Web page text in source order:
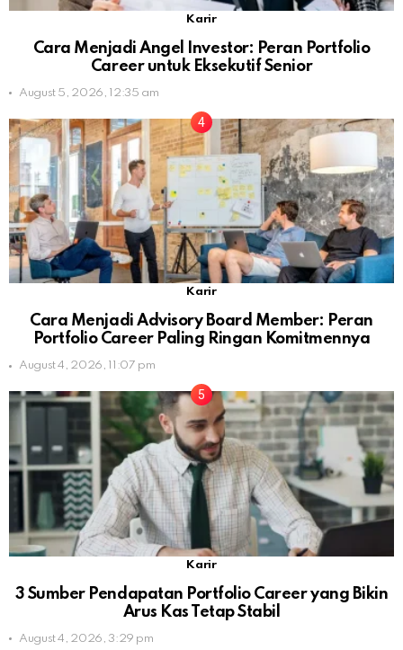
Karir
Cara Menjadi Angel Investor: Peran Portfolio
Career untuk Eksekutif Senior
August 5, 2026, 12:35 am
Karir
Cara Menjadi Advisory Board Member: Peran
Portfolio Career Paling Ringan Komitmennya
August 4, 2026, 11:07 pm
Karir
3 Sumber Pendapatan Portfolio Career yang Bikin
Arus Kas Tetap Stabil
August 4, 2026, 3:29 pm